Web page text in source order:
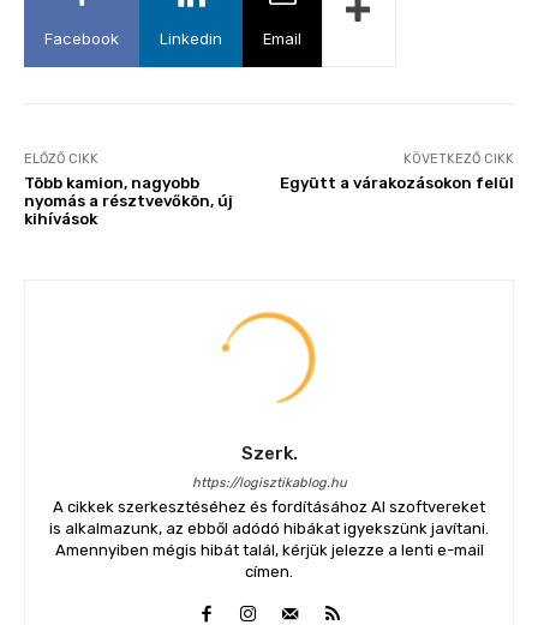
Facebook Linkedin Email
ELŐZŐ CIKK
Több kamion, nagyobb
nyomás a résztvevőkön, új
kihívások
KÖVETKEZŐ CIKK
Együtt a várakozásokon felül
Szerk.
https://logisztikablog.hu
A cikkek szerkesztéséhez és fordításához AI szoftvereket
is alkalmazunk, az ebből adódó hibákat igyekszünk javítani.
Amennyiben mégis hibát talál, kérjük jelezze a lenti e-mail
címen.